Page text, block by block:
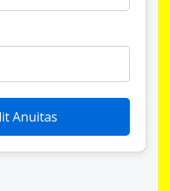
Anuitas